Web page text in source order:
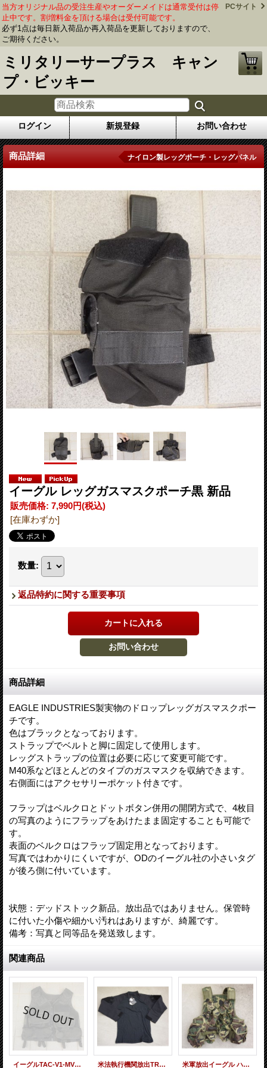
当方オリジナル品の受注生産やオーダーメイドは通常受付は停
止中です。割増料金を頂ける場合は受付可能です。
必ず1点は毎日新入荷品か再入荷品を更新しておりますので、
ご期待ください。
PCサイト
ミリタリーサープラス キャン
プ・ビッキー
ログイン 新規登録 お問い合わせ
商品詳細 ナイロン製レッグポーチ・レッグパネル
イーグル レッグガスマスクポーチ黒 新品
販売価格: 7,990円(税込)
[在庫わずか]
数量:
返品特約に関する重要事項
商品詳細
EAGLE INDUSTRIES製実物のドロップレッグガスマスクポー
チです。
色はブラックとなっております。
ストラップでベルトと脚に固定して使用します。
レッグストラップの位置は必要に応じて変更可能です。
M40系などほとんどのタイプのガスマスクを収納できます。
右側面にはアクセサリーポケット付きです。
フラップはベルクロとドットボタン併用の開閉方式で、4枚目
の写真のようにフラップをあけたまま固定することも可能で
す。
表面のベルクロはフラップ固定用となっております。
写真ではわかりにくいですが、ODのイーグル社の小さいタグ
が後ろ側に付いています。
状態：デッドストック新品。放出品ではありません。保管時
に付いた小傷や細かい汚れはありますが、綺麗です。
備考：写真と同等品を発送致します。
関連商品
イーグルTAC-V1-MVタクティカルベスト黒LARGE新品 米法執行機関放出TRU-SPEC製TRU 1/4 ジップ コンバットシャツ黒 新品 米軍放出イーグル ハリスベスト ウッドランド迷彩